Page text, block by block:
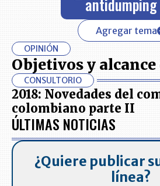
antidumping
Agregar tema
OPINIÓN
Objetivos y alcance
CONSULTORIO
2018: Novedades del
colombiano parte II
ÚLTIMAS NOTICIAS
¿Quiere publicar
línea?